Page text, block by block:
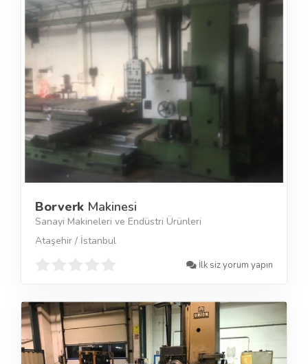
Borverk Makinesi
Sanayi Makineleri ve Endüstri Ürünleri
Ataşehir / İstanbul
İlk siz yorum yapın